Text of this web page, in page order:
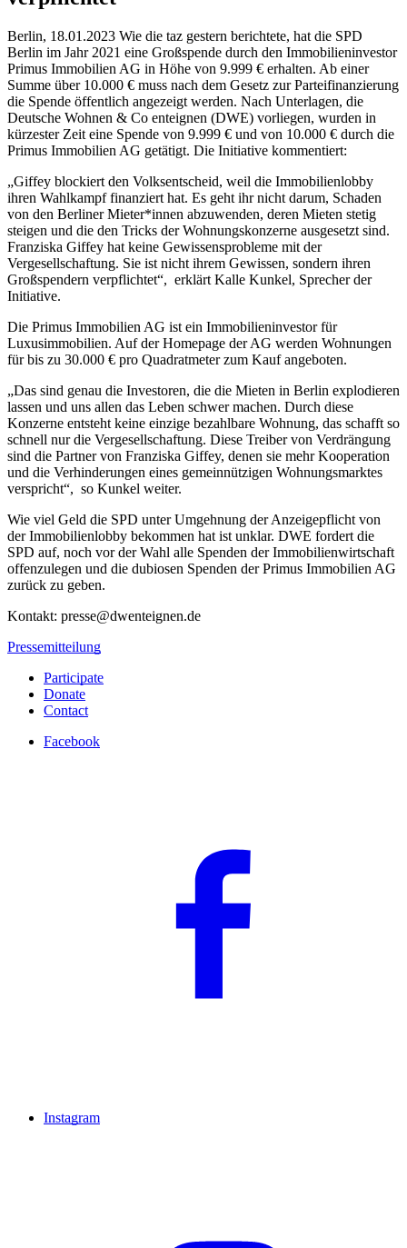
Berlin, 18.01.2023 Wie die taz gestern berichtete, hat die SPD
Berlin im Jahr 2021 eine Großspende durch den Immobilieninvestor
Primus Immobilien AG in Höhe von 9.999 € erhalten. Ab einer
Summe über 10.000 € muss nach dem Gesetz zur Parteifinanzierung
die Spende öffentlich angezeigt werden. Nach Unterlagen, die
Deutsche Wohnen & Co enteignen (DWE) vorliegen, wurden in
kürzester Zeit eine Spende von 9.999 € und von 10.000 € durch die
Primus Immobilien AG getätigt. Die Initiative kommentiert:
„Giffey blockiert den Volksentscheid, weil die Immobilienlobby
ihren Wahlkampf finanziert hat. Es geht ihr nicht darum, Schaden
von den Berliner Mieter*innen abzuwenden, deren Mieten stetig
steigen und die den Tricks der Wohnungskonzerne ausgesetzt sind.
Franziska Giffey hat keine Gewissensprobleme mit der
Vergesellschaftung. Sie ist nicht ihrem Gewissen, sondern ihren
Großspendern verpflichtet“, erklärt Kalle Kunkel, Sprecher der
Initiative.
Die Primus Immobilien AG ist ein Immobilieninvestor für
Luxusimmobilien. Auf der Homepage der AG werden Wohnungen
für bis zu 30.000 € pro Quadratmeter zum Kauf angeboten.
„Das sind genau die Investoren, die die Mieten in Berlin explodieren
lassen und uns allen das Leben schwer machen. Durch diese
Konzerne entsteht keine einzige bezahlbare Wohnung, das schafft so
schnell nur die Vergesellschaftung. Diese Treiber von Verdrängung
sind die Partner von Franziska Giffey, denen sie mehr Kooperation
und die Verhinderungen eines gemeinnützigen Wohnungsmarktes
verspricht“, so Kunkel weiter.
Wie viel Geld die SPD unter Umgehnung der Anzeigepflicht von
der Immobilienlobby bekommen hat ist unklar. DWE fordert die
SPD auf, noch vor der Wahl alle Spenden der Immobilienwirtschaft
offenzulegen und die dubiosen Spenden der Primus Immobilien AG
zurück zu geben.
Kontakt: presse@dwenteignen.de
Pressemitteilung
Participate
Donate
Contact
Facebook
Instagram